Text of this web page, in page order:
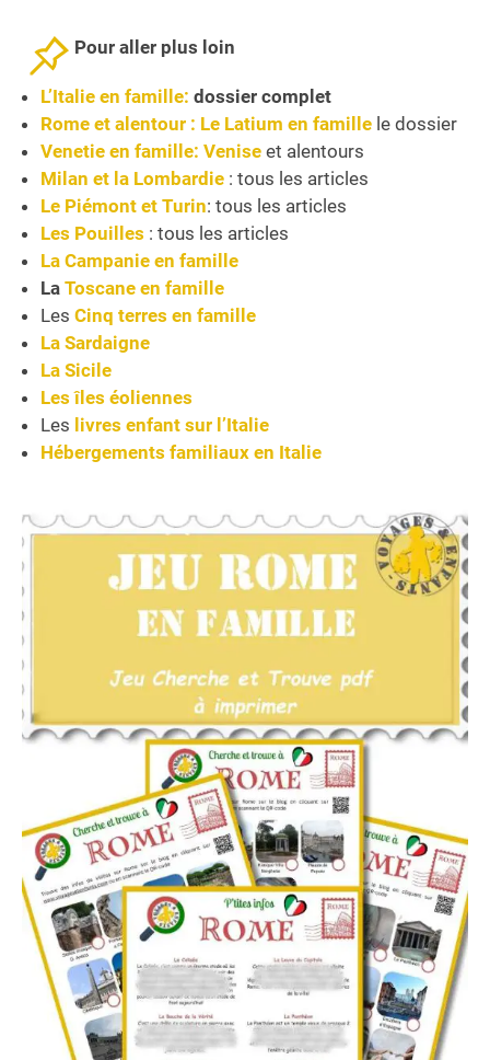
Pour aller plus loin
L’Italie en famille: dossier complet
Rome et alentour : Le Latium en famille le dossier
Venetie en famille: Venise et alentours
Milan et la Lombardie : tous les articles
Le Piémont et Turin: tous les articles
Les Pouilles : tous les articles
La Campanie en famille
La Toscane en famille
Les Cinq terres en famille
La Sardaigne
La Sicile
Les îles éoliennes
Les livres enfant sur l’Italie
Hébergements familiaux en Italie